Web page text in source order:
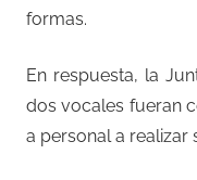
formas.
En respuesta, la
dos vocales fueran
a personal a realizar